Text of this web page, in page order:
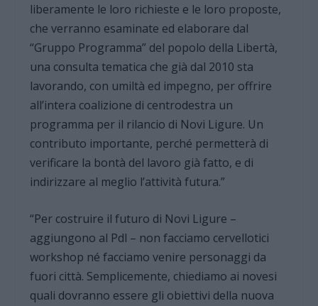
liberamente le loro richieste e le loro proposte,
che verranno esaminate ed elaborare dal
“Gruppo Programma” del popolo della Libertà,
una consulta tematica che già dal 2010 sta
lavorando, con umiltà ed impegno, per offrire
all’intera coalizione di centrodestra un
programma per il rilancio di Novi Ligure. Un
contributo importante, perché permetterà di
verificare la bontà del lavoro già fatto, e di
indirizzare al meglio l’attività futura.”
“Per costruire il futuro di Novi Ligure –
aggiungono al Pdl – non facciamo cervellotici
workshop né facciamo venire personaggi da
fuori città. Semplicemente, chiediamo ai novesi
quali dovranno essere gli obiettivi della nuova